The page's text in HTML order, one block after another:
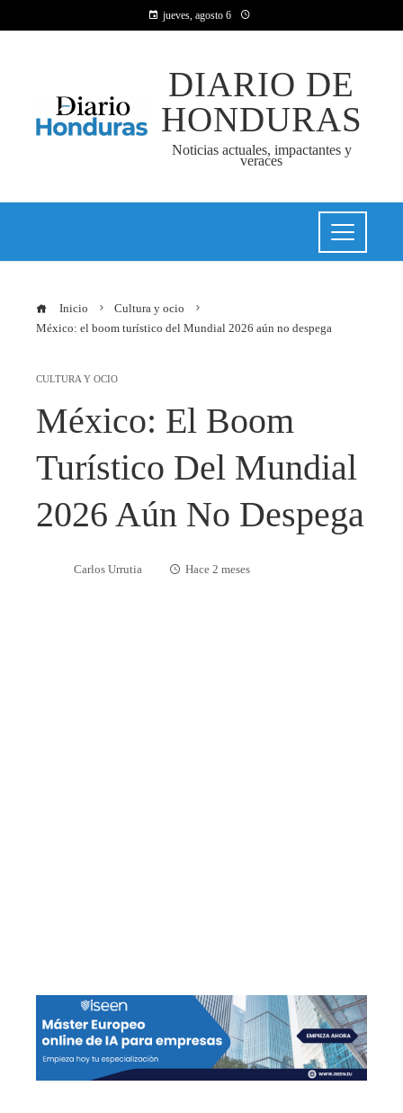
jueves, agosto 6
DIARIO DE
HONDURAS
Noticias actuales, impactantes y
veraces
Inicio
Cultura y ocio
México: el boom turístico del Mundial 2026 aún no despega
CULTURA Y OCIO
México: El Boom
Turístico Del Mundial
2026 Aún No Despega
Carlos Urrutia Hace 2 meses